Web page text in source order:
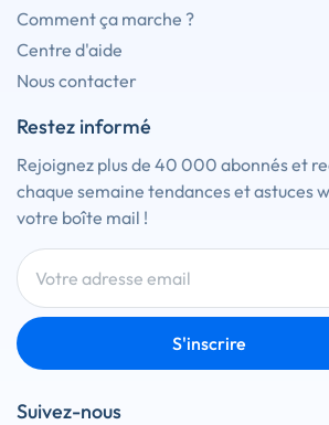
Comment ça marche ?
Centre d'aide
Nous contacter
Restez informé
Rejoignez plus de 40 000 abonnés et
chaque semaine tendances et astuces
votre boîte mail !
S'inscrire
Suivez-nous